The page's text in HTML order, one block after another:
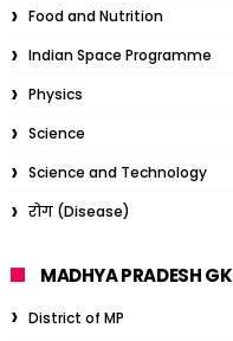
Food and Nutrition
Indian Space Programme
Physics
Science
Science and Technology
रोग (Disease)
MADHYA PRADESH GK
District of MP